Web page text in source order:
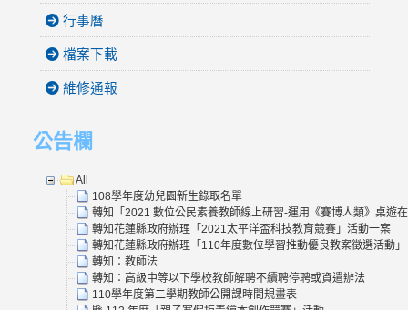
行事曆
檔案下載
維修通報
公告欄
All
108學年度幼兒園新生錄取名單
轉知「2021 數位公民素養教師線上研習-運用《賽博人類》桌遊
轉知花蓮縣政府辦理「2021太平洋盃科技教育競賽」活動一案
轉知花蓮縣政府辦理「110年度數位學習推動優良教案徵選活動」
轉知：教師法
轉知：高級中等以下學校教師解聘不續聘停聘或資遣辦法
110學年度第二學期教師公開課時間規畫表